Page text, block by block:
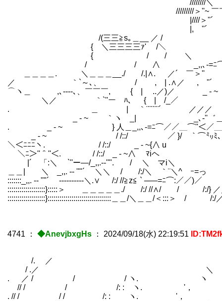
////////
/////////＞''~ ￣￣￣｀`
|////＞
|, ''´
/(三三≧s｡＿
{ ＼三三三
{ / /
/ / ∧ _,,､-=ﾆ⌒￣￣￣￣
＿＿＿＿. ＼＿＿＿__./ /
／ ｀`～､、 / , | .∧／
⌒ヽ＿ ,､-‐‐-､、￣￣￣, {
＼／ ｀`''ー ﾊ､ {
. ＿ | ｀¨¨¨¨¨´ ／／／
_ - ~ ｀ヽ _| _､-''゛
. _ - ~ } 人＿_,,､-=ﾆ⌒／／＿⌒''＜
_ - ~ / /::/ ／ }/ ｀⌒㍉ﾐ、`ヽ
＼＜ﾆﾆﾆヽ. / /::/ _ - ~{∧ u ,
＼ﾆ＞''＾''＜. / /::/ _ - ~∧ ﾏiヘ
|´ 「:＼ `''ー―/_,,.-‐''". / ＼ マi＼
＿＿| ＼ _,,. -‐ ''"´ ＼＼ / /:/＼ ｀¨＼^ ｰ=
:::::::_,,. -‐ ''"´ ----------＼.∨ /:/ //≧z≦ ` ─―=ﾆ⌒:／／)／
:::::::::::::::::::}:::::＞ ＿＿＿＿＿./ /:/ //∧/ / /:/} ／
:::::::::::::::::::}::::::::::::::::::::::::::::::::＿＿/＼＿＿/＜:::＞ / /
4741 ： ◆AnevjbxgHs ： 2024/09/18(水) 22:19:51
/. ／
/ .／ ＼
. ／ / / / ヽ. ヽ
// / / /: : ヽ. '，
. // / / / /: : ヽ. '，